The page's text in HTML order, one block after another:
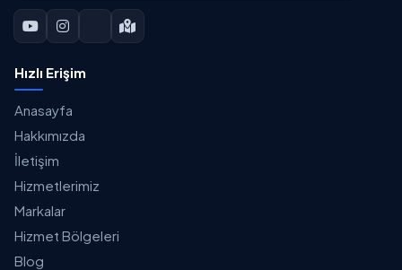
Hızlı Erişim
Anasayfa
Hakkımızda
İletişim
Hizmetlerimiz
Markalar
Hizmet Bölgeleri
Blog